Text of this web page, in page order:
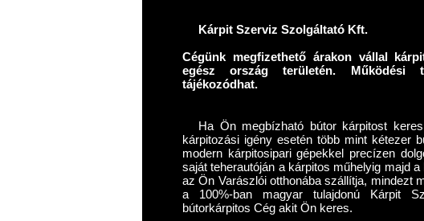
Kárpit Szerviz Szolgáltató Kft.
Cégünk megfizethető árakon vállal
egész ország területén. Működési
tájékozódhat.
Ha Ön megbízható bútor kárpitost
kárpitozási igény esetén több mint kétezer
modern kárpitosipari gépekkel precízen
saját teherautóján a kárpitos műhelyig majd
az Ön Varászlói otthonába szállítja, mindezt
a 100%-ban magyar tulajdonú Kárpit
bútorkárpitos Cég akit Ön keres.